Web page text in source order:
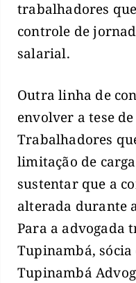
trabalhadores
controle de
salarial.
Outra linha de
envolver a tese
Trabalhadores
limitação de
sustentar que a
alterada durante
Para a advogada
Tupinambá,
Tupinambá